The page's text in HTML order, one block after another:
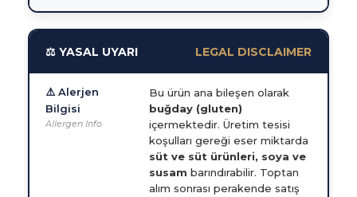
⚖️ YASAL UYARI LEGAL DISCLAIMER
⚠️ Alerjen
Bilgisi
Allergen Info
Bu ürün ana bileşen olarak
buğday (gluten)
içermektedir. Üretim tesisi
koşulları gereği eser miktarda
süt ve süt ürünleri, soya ve
susam barındırabilir. Toptan
alım sonrası perakende satış